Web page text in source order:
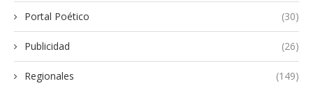
Portal Poético (30)
Publicidad (26)
Regionales (149)